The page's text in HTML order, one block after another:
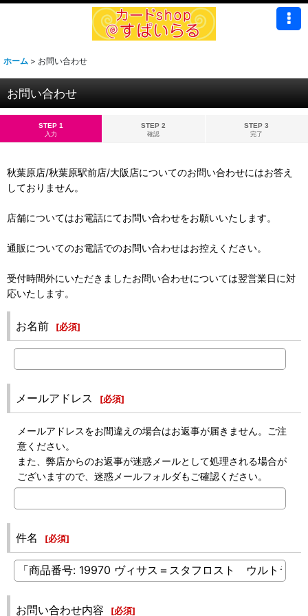
ホーム > お問い合わせ
お問い合わせ
STEP 1
入力
STEP 2
確認
STEP 3
完了
秋葉原店/秋葉原駅前店/大阪店についてのお問い合わせにはお答え
しておりません。
店舗についてはお電話にてお問い合わせをお願いいたします。
通販についてのお電話でのお問い合わせはお控えください。
受付時間外にいただきましたお問い合わせについては翌営業日に対
応いたします。
お名前 [必須]
メールアドレス [必須]
メールアドレスをお間違えの場合はお返事が届きません。ご注
意ください。
また、弊店からのお返事が迷惑メールとして処理される場合が
ございますので、迷惑メールフォルダもご確認ください。
件名 [必須]
お問い合わせ内容 [必須]